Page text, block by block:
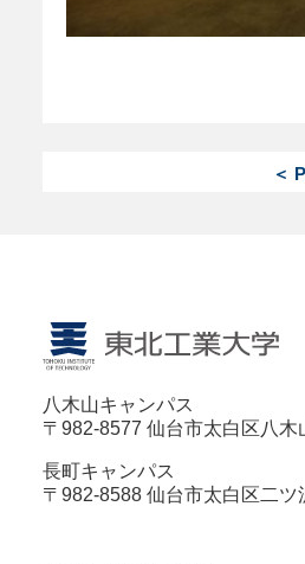
＜
八木山キャンパス
〒982-8577 仙台市太白区八木
長町キャンパス
〒982-8588 仙台市太白区二ツ